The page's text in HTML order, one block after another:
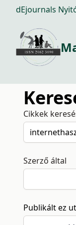
dEjournals
Cikkek
Szerző által
Publikált ez